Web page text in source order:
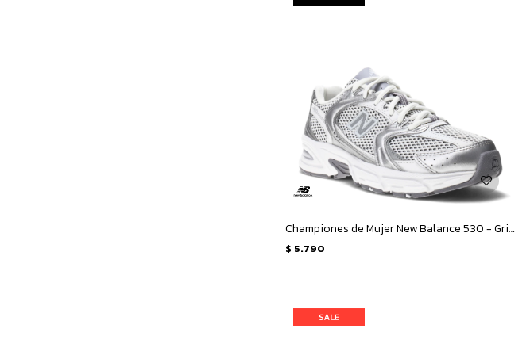
Championes de Mujer New Balance 530 - Gris Metalizado
$ 5.790